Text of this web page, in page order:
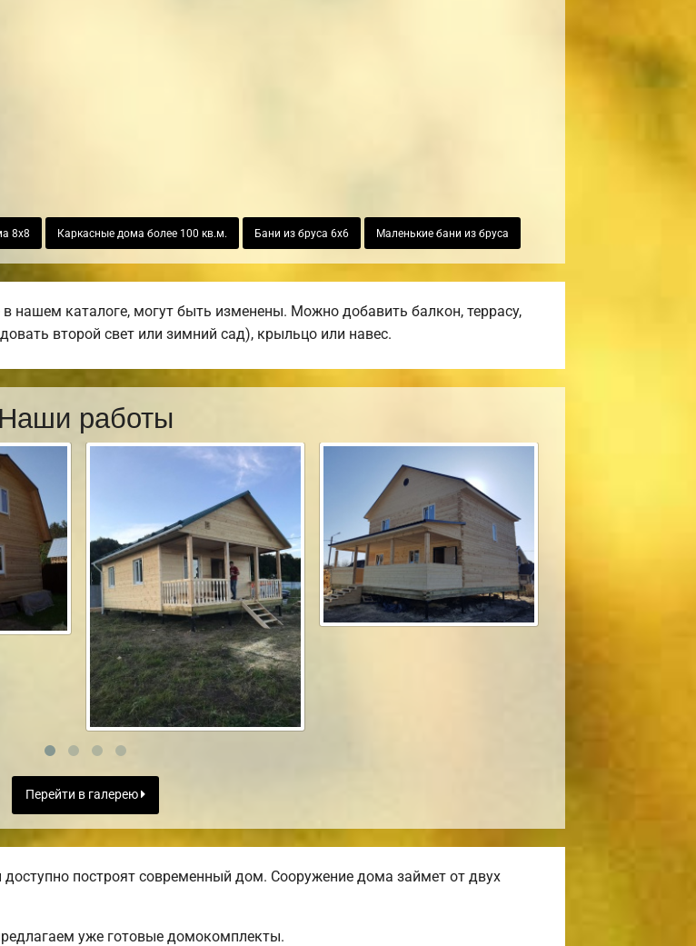
8х8 Каркасные дома более 100 кв.м. Бани из бруса 6х6 Маленькие бани из бруса
нашем каталоге, могут быть изменены. Можно добавить балкон, террасу,
второй свет или зимний сад), крыльцо или навес.
Наши работы
Перейти в галерею
построят современный дом. Сооружение дома займет от двух
уже готовые домокомплекты.